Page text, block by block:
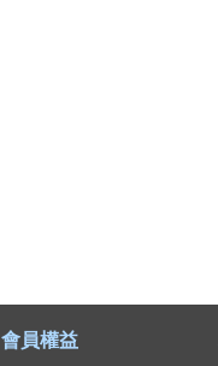
會員權益